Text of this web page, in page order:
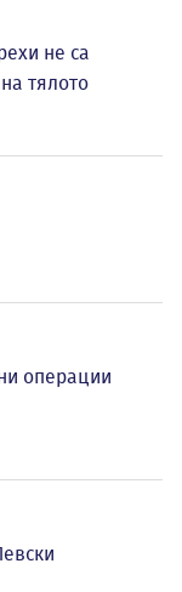
не са
тялото
операции